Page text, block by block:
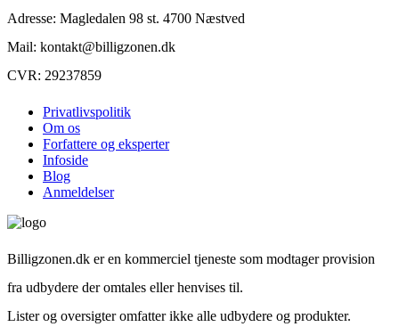
Adresse: Magledalen 98 st. 4700 Næstved
Mail: kontakt@billigzonen.dk
CVR: 29237859
Privatlivspolitik
Om os
Forfattere og eksperter
Infoside
Blog
Anmeldelser
Billigzonen.dk er en kommerciel tjeneste som modtager provision
fra udbydere der omtales eller henvises til.
Lister og oversigter omfatter ikke alle udbydere og produkter.